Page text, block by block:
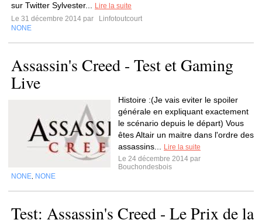
sur Twitter Sylvester...
Lire la suite
Le 31 décembre 2014 par
Linfotoutcourt
NONE
Assassin's Creed - Test et Gaming
Live
Histoire :(Je vais eviter le spoiler
générale en expliquant exactement
le scénario depuis le départ) Vous
êtes Altair un maitre dans l'ordre des
assassins...
Lire la suite
Le 24 décembre 2014 par
Bouchondesbois
NONE NONE
Test: Assassin's Creed - Le Prix de la